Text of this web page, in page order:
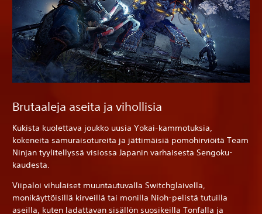
Brutaaleja aseita ja vihollisia
Kukista kuolettava joukko uusia Yokai-kammotuksia,
kokeneita samuraisotureita ja jättimäisiä pomohirviöitä Team
Ninjan tyylitellyssä visiossa Japanin varhaisesta Sengoku-
kaudesta.
Viipaloi vihulaiset muuntautuvalla Switchglaivella,
monikäyttöisillä kirveillä tai monilla Nioh-pelistä tutuilla
aseilla, kuten ladattavan sisällön suosikeilla Tonfalla ja